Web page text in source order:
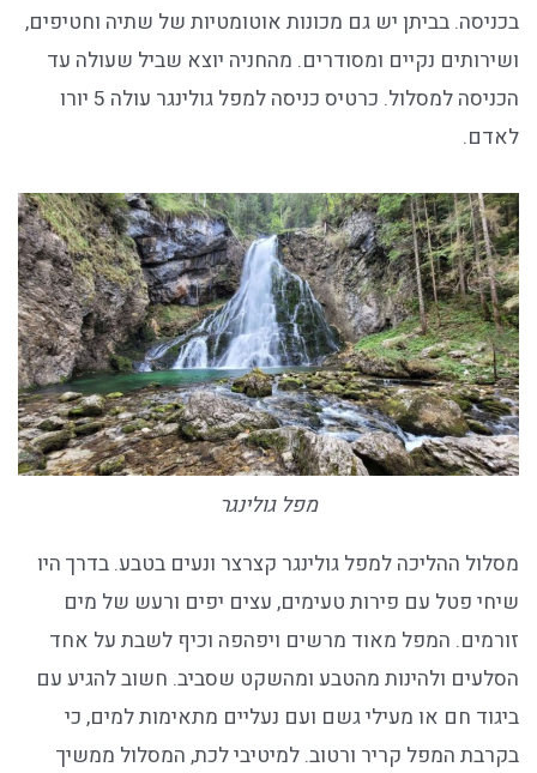
בכניסה. בביתן יש גם מכונות אוטומטיות של שתיה וחטיפים,
ושירותים נקיים ומסודרים. מהחניה יוצא שביל שעולה עד
הכניסה למסלול. כרטיס כניסה למפל גולינגר עולה 5 יורו
לאדם.
מפל גולינגר
מסלול ההליכה למפל גולינגר קצרצר ונעים בטבע. בדרך היו
שיחי פטל עם פירות טעימים, עצים יפים ורעש של מים
זורמים. המפל מאוד מרשים ויפהפה וכיף לשבת על אחד
הסלעים ולהינות מהטבע ומהשקט שסביב. חשוב להגיע עם
ביגוד חם או מעילי גשם ועם נעליים מתאימות למים, כי
בקרבת המפל קריר ורטוב. למיטיבי לכת, המסלול ממשיך